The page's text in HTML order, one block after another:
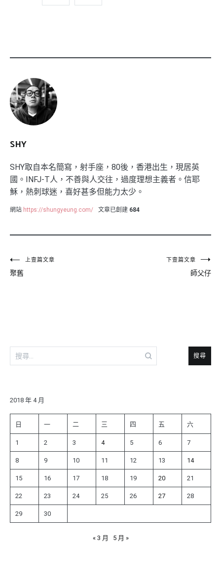
SHY
SHY取自本名簡寫，射手座，80後，香港出生，現居英
國。INFJ-T人，不善與人交往，過度理想主義者。信耶
穌，熱刺球迷，喜好甚多但能力太少。
網站 https://shungyeung.com/ 文章已創建 684
文
章
上壹篇文章
聚舊
下壹篇文章
師父仔
搜
尋
字:
2018 年 4 月
日 一 二 三 四 五 六
1 2 3 4 5 6 7
8 9 10 11 12 13 14
15 16 17 18 19 20 21
22 23 24 25 26 27 28
29 30
« 3 月 5 月 »